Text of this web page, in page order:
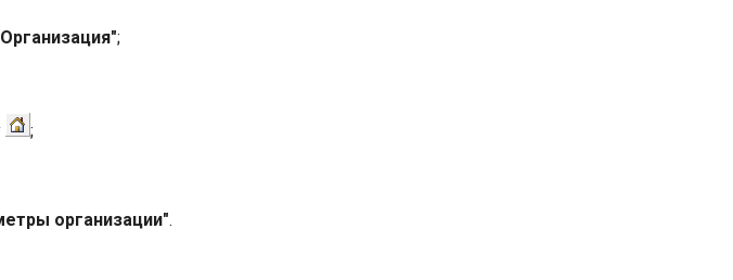
;
;
организации".